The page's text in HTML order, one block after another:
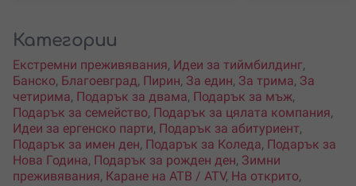
Категории
Екстремни преживявания, Идеи за тиймбилдинг,
Банско, Благоевград, Пирин, За един, За трима, За
четирима, Подарък за двама, Подарък за мъж,
Подарък за семейство, Подарък за цялата компания,
Идеи за ергенско парти, Подарък за абитуриент,
Подарък за имен ден, Подарък за Коледа, Подарък за
Нова Година, Подарък за рожден ден, Зимни
преживявания, Каране на АТВ / ATV, На открито,